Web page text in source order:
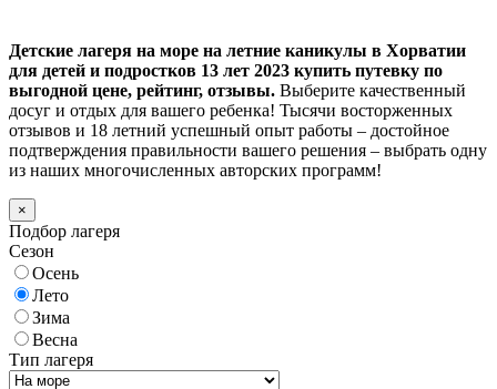
Детские лагеря на море на летние каникулы в Хорватии
для детей и подростков 13 лет 2023 купить путевку по
выгодной цене, рейтинг, отзывы. Выберите качественный
досуг и отдых для вашего ребенка! Тысячи восторженных
отзывов и 18 летний успешный опыт работы – достойное
подтверждения правильности вашего решения – выбрать одну
из наших многочисленных авторских программ!
×
Подбор лагеря
Сезон
Осень
Лето
Зима
Весна
Тип лагеря